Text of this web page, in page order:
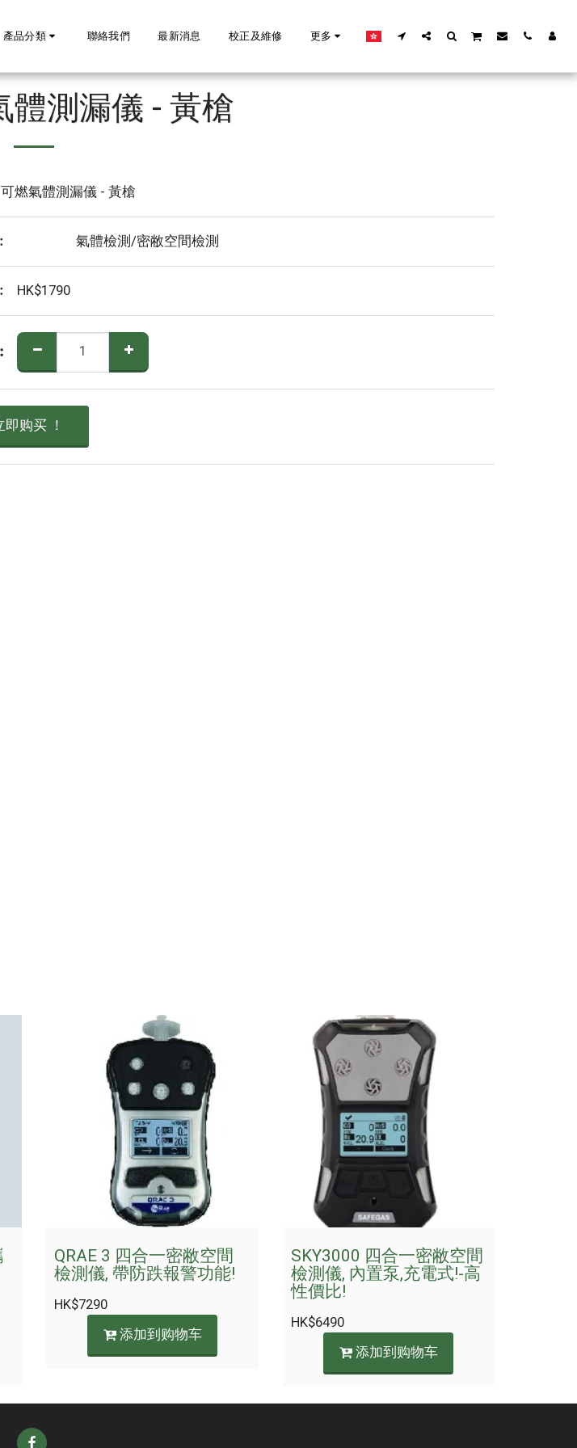
產品分類 聯絡我們 最新消息 校正及維修 更多
體測漏儀 - 黃槍
燃氣體測漏儀 - 黃槍
氣體檢測/密敝空間檢測
HK$1790
即购买 ！
QRAE 3 四合一密敝空間
檢測儀, 帶防跌報警功能!
HK$7290
添加到购物车
SKY3000 四合一密敝空間
檢測儀, 內置泵,充電式!-高
性價比!
HK$6490
添加到购物车